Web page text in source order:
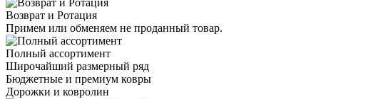
Возврат и Ротация
Примем или обменяем не проданный товар.
Полный ассортимент
Широчайший размерный ряд
Бюджетные и премиум ковры
Дорожки и ковролин